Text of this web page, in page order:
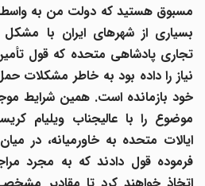
مسبوق هستید که دولت من به واسطة
بسیاری از شهرهای ایران با مشکل
تجاری پادشاهی متحده که قول تأمین
نیاز را داده بود به خاطر مشکلات
خود بازمانده است. همین شرایط موجب
موضوع را با عالیجناب ویلیام
ایالات متحده به خاورمیانه، در
فرموده قول دادند که به مجرد